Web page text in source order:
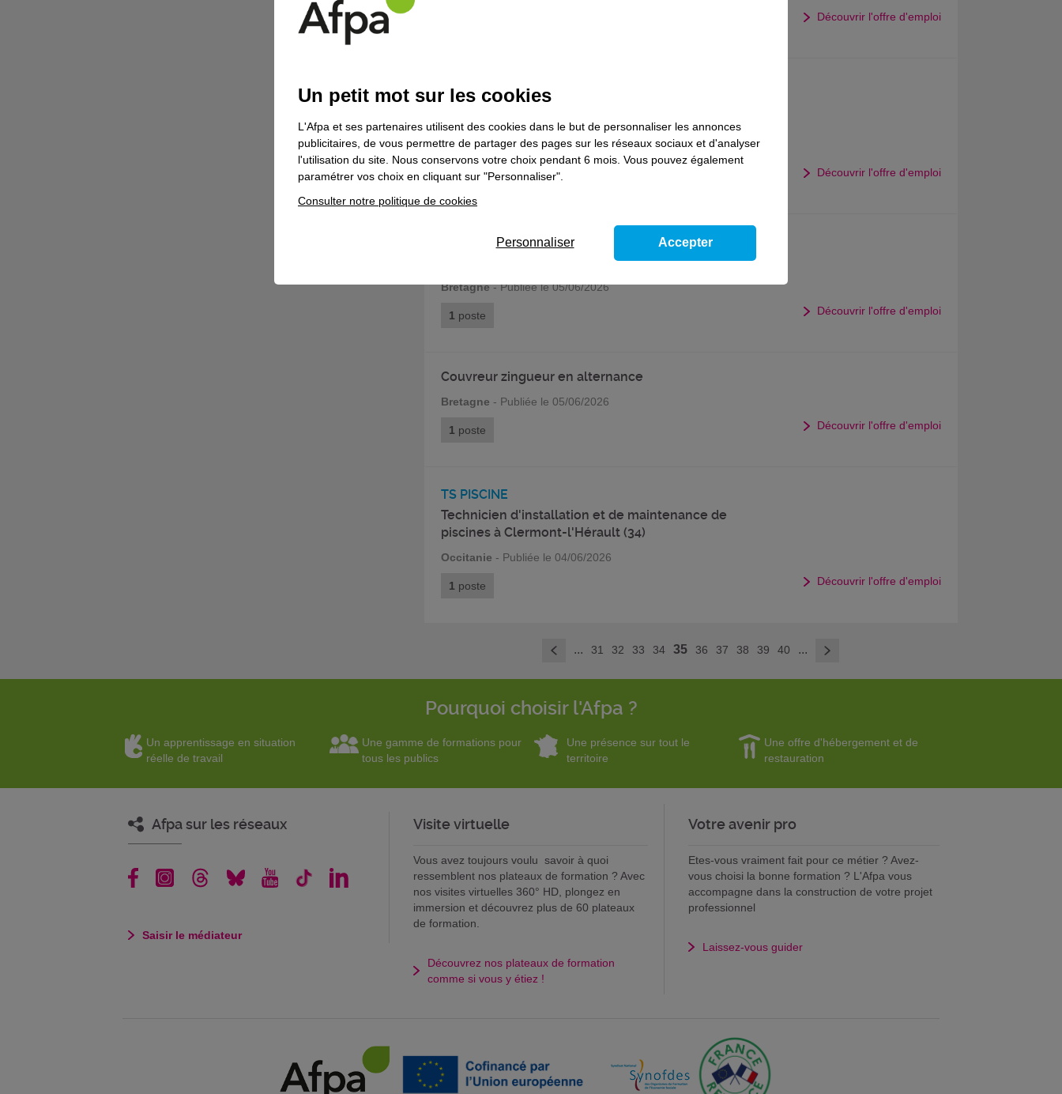
Découvrir l'offre d'emploi
LE BRUN LUDOVIC
Electricien d'équipement du bâtiment en
apprentissage
Bretagne- Publiée le 05/06/2026
1poste Découvrir l'offre d'emploi
Couvreur zingueur en apprentissage
Bretagne- Publiée le 05/06/2026
1 poste Découvrir l'offre d'emploi
Couvreur zingueur en alternance
Bretagne - Publiée le 05/06/2026
1 poste Découvrir l'offre d'emploi
TS PISCINE
Technicien d'installation et de maintenance de
piscines à Clermont-l'Hérault (34)
Occitanie - Publiée le 04/06/2026
1 poste Découvrir l'offre d'emploi
< ... 31 32 33 34 35 36 37 38 39 40 ... >
Pourquoi choisir l'Afpa ?
Un apprentissage en situation
réelle de travail
Une gamme de formations pour
tous les publics
Une présence sur tout le
territoire
Une offre d'hébergement et de
restauration
Afpa sur les réseaux
Saisir le médiateur
Visite virtuelle
Vous avez toujours voulu savoir à quoi
ressemblent nos plateaux de formation ? Avec
nos visites virtuelles 360° HD, plongez en
immersion et découvrez plus de 60 plateaux
de formation.
Découvrez nos plateaux de formation
comme si vous y étiez !
Votre avenir pro
Etes-vous vraiment fait pour ce métier ? Avez-
vous choisi la bonne formation ? L'Afpa vous
accompagne dans la construction de votre projet
professionnel
Laissez-vous guider
Un petit mot sur les cookies
L'Afpa et ses partenaires utilisent des cookies dans le but de personnaliser les annonces
publicitaires, de vous permettre de partager des pages sur les réseaux sociaux et d'analyser
l'utilisation du site. Nous conservons votre choix pendant 6 mois. Vous pouvez également
paramétrer vos choix en cliquant sur "Personnaliser".
Consulter notre politique de cookies
Personnaliser Accepter